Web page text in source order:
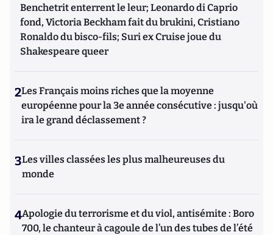
Benchetrit enterrent le leur; Leonardo di Caprio
fond, Victoria Beckham fait du brukini, Cristiano
Ronaldo du bisco-fils; Suri ex Cruise joue du
Shakespeare queer
2Les Français moins riches que la moyenne
européenne pour la 3e année consécutive : jusqu'où
ira le grand déclassement ?
3Les villes classées les plus malheureuses du
monde
4Apologie du terrorisme et du viol, antisémite : Boro
700, le chanteur à cagoule de l’un des tubes de l’été